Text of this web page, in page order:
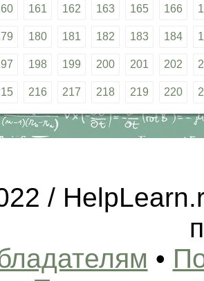
161 162 163 165 166
180 181 182 183 184
198 199 200 201 202
216 217 218 219 220
/
•